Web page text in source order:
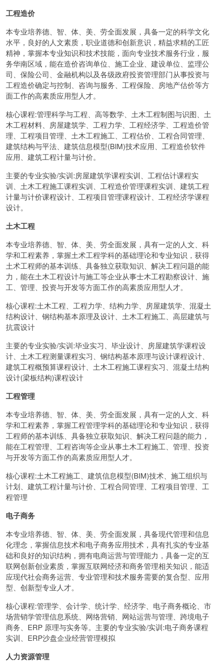
工程造价
本专业培养德、智、体、美、劳全面发展，具备一定的科学文化
水平，良好的人文素质，职业道德和创新意识，精益求精的工匠
精神，掌握本专业知识和技术技能，面向专业技术服务行业，服
务华南区域，能在造价咨询单位、施工企业、建设单位、监理公
司、保险公司、金融机构以及各级政府投资管理部门从事投资与
工程造价确定与控制、咨询与服务、工程保险、房地产估价等方
面工作的高素质应用型人才。
核心课程:管理科学与工程、高等数学、土木工程制图与识图、土
木工程材料、房屋建筑学、工程力学、工程经济学、工程造价管
理、工程项目管理、土木工程施工、工程估价、工程合同管理、
建筑结构与平法、建筑信息模型(BIM)技术应用、工程造价软件
应用、建筑工程计量与计价。
主要的专业实验/实训:房屋建筑学课程实训、工程估计课程实
训、土木工程施工课程实训、工程造价管理课程实训、建筑工程
计量与计价课程设计、工程项目管理课程设计、工程经济学课程
设计。
土木工程
本专业培养德、智、体、美、劳全面发展，具有一定的人文、科
学和工程素养，掌握土术工程学科的基础理论和专业知识，获得
土术工程师的基本训练、具备独立获取知识、解决工程问题的能
力，能在土木工程设计与施工等企业从事士木工程勘察设计、施
工、管理、投资与开发等方面工作的高素质应用型人才。
核心课程:土木工程、工程力学、结构力学、房屋建筑学、混凝土
结构设计、钢结构基本原理及设计、土木工程施工、高层建筑与
抗震设计
主要的专业实验/实训:毕业实习、毕业设计、房屋建筑学课程设
计、土木工程测量课程实习、钢结构基本原理与设计课程设计、
建筑工程概预算课程设计、土木工程施工课程实习、混凝土结构
设计(梁板结构)课程设计
工程管理
本专业培养德、智、体、美、劳全面发展，具有一定的人文、科
学和工程素养，掌握工程管理学科的基础理论和专业知识，获得
工程师的基本训练、具备独立获取知识、解决工程问题的能力，
能在工程管理、工程咨询等企业从事土木工程施工、管理、投资
与开发等方面工作的高素质应用型人才。
核心课程:土木工程施工、建筑信息模型(BIM)技术、施工组织与
计划、建筑工程计量与计价、工程合同管理、工程项目管理、工
程管理
电子商务
本专业培养德、智、体、美、劳全面发展，具备现代管理和信息
化理念，掌握信息技术和电子商务应用技术，具有扎实的专业基
础和良好的知识结构，拥有电商运营与管理能力，具备一定的互
联网创新创业素质，掌握互联网经济和商务管理相关知识，能适
应现代社会商务运营、专业管理和技术服务需要的复合型、应用
型、创新型专业人才。
核心课程:管理学、会计学、统计学、经济学、电子商务概论、市
场营销学管理信息系统、网络营销、网站运营与管理、跨境电子
商务、ERP 原理与实务等。主要的专业实验/实训:电子商务课程
实训、ERP沙盘企业经营管理模拟
人力资源管理